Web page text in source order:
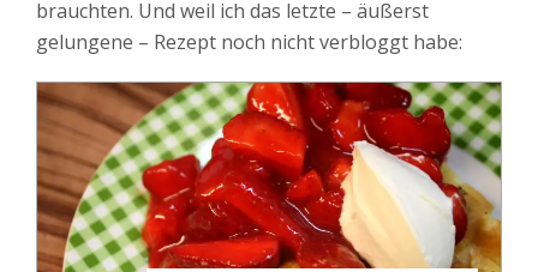
brauchten. Und weil ich das letzte – äußerst
gelungene – Rezept noch nicht verbloggt habe: